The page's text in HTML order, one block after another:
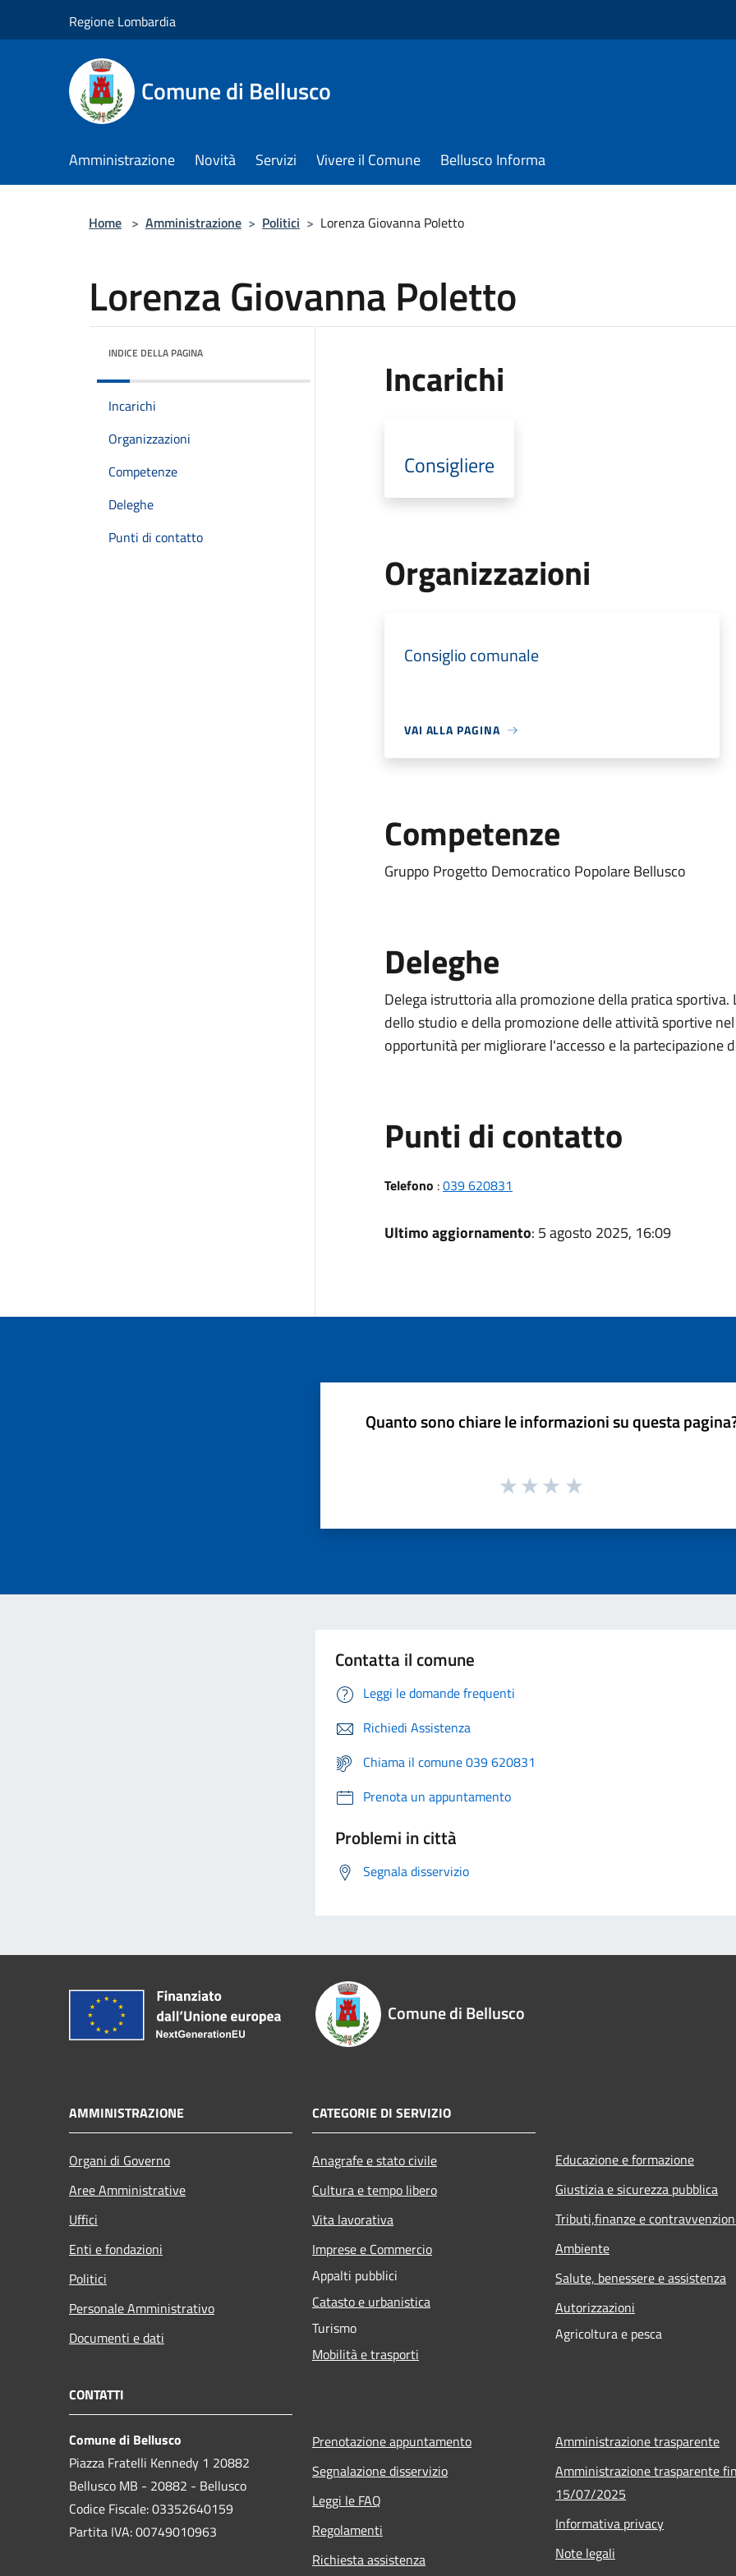
Regione Lombardia
Comune di Bellusco
Amministrazione Novità Servizi Vivere il Comune Bellusco Informa
Home > Amministrazione > Politici > Lorenza Giovanna Poletto
Lorenza Giovanna Poletto
INDICE DELLA PAGINA
Incarichi
Organizzazioni
Competenze
Deleghe
Punti di contatto
Incarichi
Consigliere
Organizzazioni
Consiglio comunale
VAI ALLA PAGINA
Competenze
Gruppo Progetto Democratico Popolare Bellusco
Deleghe
Delega istruttoria alla promozione della pratica
dello studio e della promozione delle attività sportive
opportunità per migliorare l'accesso e la partecipazione
Punti di contatto
Telefono :039 620831
Ultimo aggiornamento: 5 agosto 2025, 16:09
Quanto sono chiare le informazioni su questa
Contatta il comune
Leggi le domande frequenti
Richiedi Assistenza
Chiama il comune 039 620831
Prenota un appuntamento
Problemi in città
Segnala disservizio
Comune di Bellusco
AMMINISTRAZIONE
Organi di Governo
Aree Amministrative
Uffici
Enti e fondazioni
Politici
Personale Amministrativo
Documenti e dati
CATEGORIE DI SERVIZIO
Anagrafe e stato civile
Cultura e tempo libero
Vita lavorativa
Imprese e Commercio
Appalti pubblici
Catasto e urbanistica
Turismo
Mobilità e trasporti
Educazione e formazione
Giustizia e sicurezza pubblica
Tributi,finanze e
Ambiente
Salute, benessere e assistenza
Autorizzazioni
Agricoltura e pesca
CONTATTI
Comune di Bellusco
Piazza Fratelli Kennedy 1 20882
Bellusco MB - 20882 - Bellusco
Codice Fiscale: 03352640159
Partita IVA: 00749010963
Prenotazione appuntamento
Segnalazione disservizio
Leggi le FAQ
Regolamenti
Richiesta assistenza
Amministrazione trasparente
Amministrazione trasparente
15/07/2025
Informativa privacy
Note legali